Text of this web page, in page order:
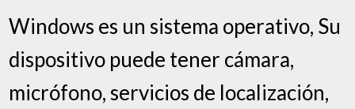
Windows es un sistema operativo, Su
dispositivo puede tener cámara,
micrófono, servicios de localización,